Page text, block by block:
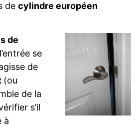
de cylindre européen
de
se
de
(ou
de la
s’il
à